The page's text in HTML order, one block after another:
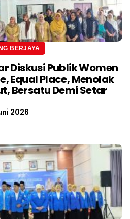
BERJAYA
Diskusi Publik Women
Equal Place, Menolak
Bersatu Demi Setar
2026